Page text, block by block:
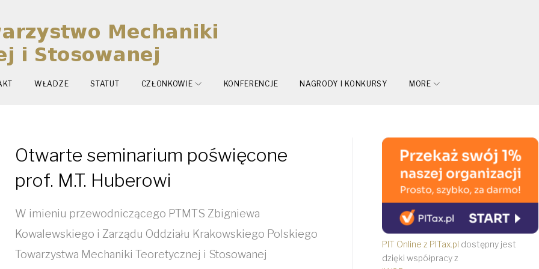
WŁADZE STATUT CZŁONKOWIE KONFERENCJE NAGRODY I KONKURSY MORE
Otwarte seminarium poświęcone
prof. M.T. Huberowi
W imieniu przewodniczącego PTMTS Zbigniewa
Kowalewskiego i Zarządu Oddziału Krakowskiego Polskiego
Towarzystwa Mechaniki Teoretycznej i Stosowanej
PIT Online z PITax.pl dostępny jest
dzięki współpracy z